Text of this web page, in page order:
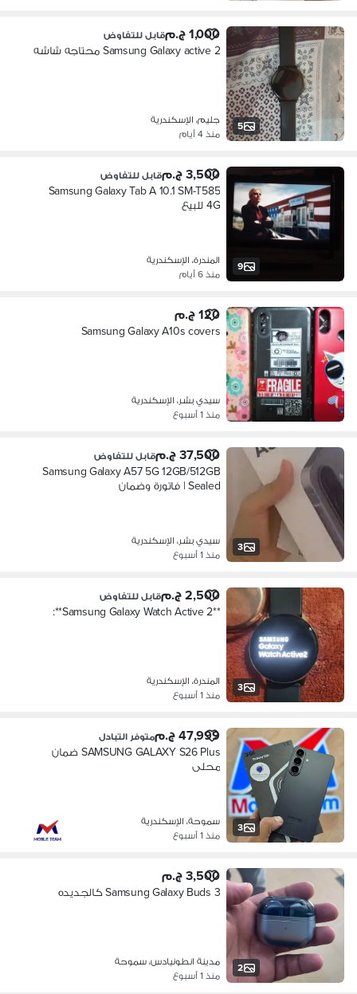
5
1,000 ج.م قابل للتفاوض
Samsung Galaxy active 2 محتاجه شاشه
جليم، الإسكندرية
منذ 4 أيام
9
3,500 ج.م قابل للتفاوض
Samsung Galaxy Tab A 10.1 SM-T585
4G للبيع
المندرة، الإسكندرية
منذ 6 أيام
120 ج.م
Samsung Galaxy A10s covers
سيدي بشر، الإسكندرية
منذ 1 أسبوع
3
37,500 ج.م قابل للتفاوض
Samsung Galaxy A57 5G 12GB/512GB
Sealed | فاتورة وضمان
سيدي بشر، الإسكندرية
منذ 1 أسبوع
3
2,500 ج.م قابل للتفاوض
**Samsung Galaxy Watch Active 2**:
المندرة، الإسكندرية
منذ 1 أسبوع
3
47,999 ج.م متوفر التبادل
SAMSUNG GALAXY S26 Plus ضمان
محلى
سموحة، الإسكندرية
منذ 1 أسبوع
2
3,500 ج.م
Samsung Galaxy Buds 3 كالجديده
مدينة انطونيادس، سموحة
منذ 1 أسبوع